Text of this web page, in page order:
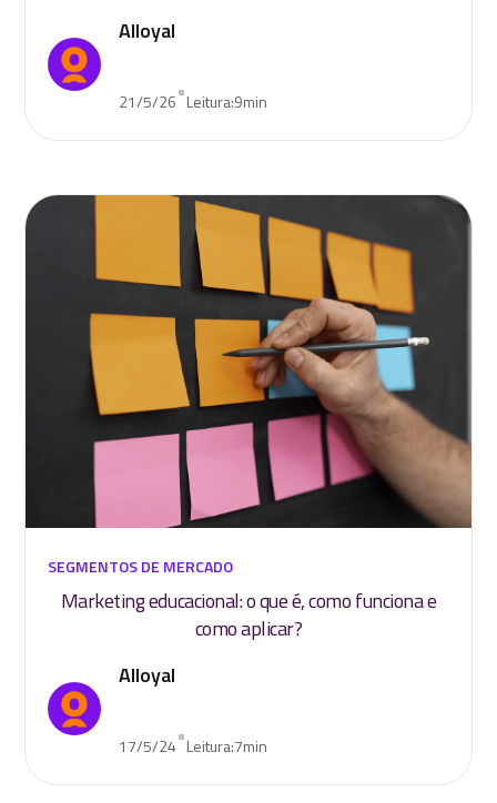
Alloyal
21/5/26•Leitura:9min
SEGMENTOS DE MERCADO
Marketing educacional: o que é, como funciona e
como aplicar?
Alloyal
17/5/24•Leitura:7min